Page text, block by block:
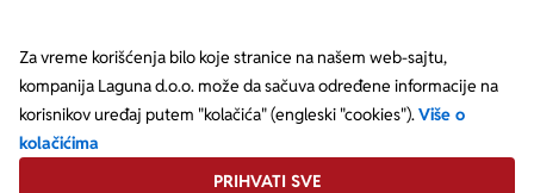
Za vreme korišćenja bilo koje stranice na našem web-sajtu,
kompanija Laguna d.o.o. može da sačuva određene informacije na
korisnikov uređaj putem "kolačića" (engleski "cookies").Više o
kolačićima
PRIHVATI SVE